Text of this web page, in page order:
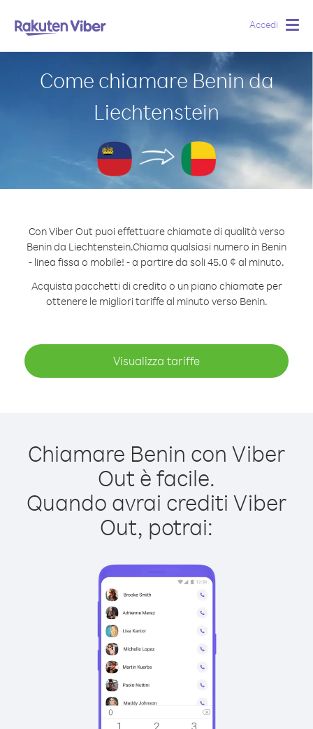
Accedi
Come chiamare Benin da
Liechtenstein
Con Viber Out puoi effettuare chiamate di qualità verso
Benin da Liechtenstein.Chiama qualsiasi numero in Benin
- linea fissa o mobile! - a partire da soli 45.0 ¢ al minuto.
Acquista pacchetti di credito o un piano chiamate per
ottenere le migliori tariffe al minuto verso Benin.
Visualizza tariffe
Chiamare Benin con Viber
Out è facile.
Quando avrai crediti Viber
Out, potrai: